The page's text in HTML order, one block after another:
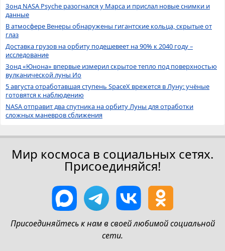
Зонд NASA Psyche разогнался у Марса и прислал новые снимки и
данные
В атмосфере Венеры обнаружены гигантские кольца, скрытые от
глаз
Доставка грузов на орбиту подешевеет на 90% к 2040 году –
исследование
Зонд «Юнона» впервые измерил скрытое тепло под поверхностью
вулканической луны Ио
5 августа отработавшая ступень SpaceX врежется в Луну: учёные
готовятся к наблюдению
NASA отправит два спутника на орбиту Луны для отработки
сложных маневров сближения
Мир космоса в социальных сетях.
Присоединяйся!
Присоединяйтесь к нам в своей любимой социальной
сети.